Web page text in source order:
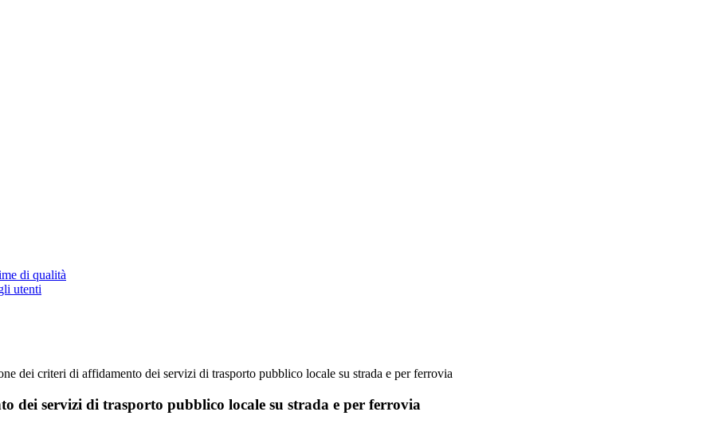
di qualità
utenti
dei criteri di affidamento dei servizi di trasporto pubblico locale su strada e per ferrovia
dei servizi di trasporto pubblico locale su strada e per ferrovia